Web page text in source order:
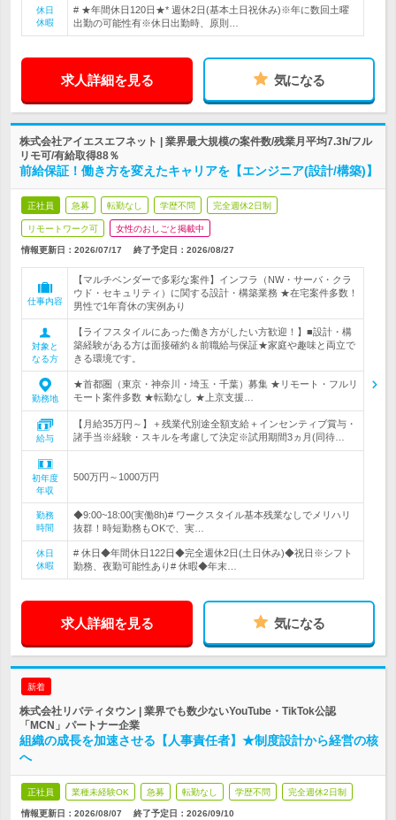
休日
休暇
# ★年間休日120日★* 週休2日(基本土日祝休み)※年に数回土曜
出勤の可能性有※休日出勤時、原則…
求人詳細を見る 気になる
株式会社アイエスエフネット | 業界最大規模の案件数/残業月平均7.3h/フル
リモ可/有給取得88％
前給保証！働き方を変えたキャリアを【エンジニア(設計/構築)】
正社員 急募 転勤なし 学歴不問 完全週休2日制
リモートワーク可 女性のおしごと掲載中
情報更新日：2026/07/17 終了予定日： 2026/08/27
仕事内容
【マルチベンダーで多彩な案件】インフラ（NW・サーバ・クラ
ウド・セキュリティ）に関する設計・構築業務 ★在宅案件多数！
男性で1年育休の実例あり
対象と
なる方
【ライフスタイルにあった働き方がしたい方歓迎！】■設計・構
築経験がある方は面接確約＆前職給与保証★家庭や趣味と両立で
きる環境です。
勤務地
★首都圏（東京・神奈川・埼玉・千葉）募集 ★リモート・フルリ
モート案件多数 ★転勤なし ★上京支援…
給与
【月給35万円～】＋残業代別途全額支給＋インセンティブ賞与・
諸手当※経験・スキルを考慮して決定※試用期間3ヵ月(同待…
初年度
年収
500万円～1000万円
勤務
時間
◆9:00~18:00(実働8h)# ワークスタイル基本残業なしでメリハリ
抜群！時短勤務もOKで、実…
休日
休暇
# 休日◆年間休日122日◆完全週休2日(土日休み)◆祝日※シフト
勤務、夜勤可能性あり# 休暇◆年末…
求人詳細を見る 気になる
新着
株式会社リバティタウン | 業界でも数少ないYouTube・TikTok公認
「MCN」パートナー企業
組織の成長を加速させる【人事責任者】★制度設計から経営の核
へ
正社員 業種未経験OK 急募 転勤なし 学歴不問 完全週休2日制
情報更新日：2026/08/07 終了予定日： 2026/09/10